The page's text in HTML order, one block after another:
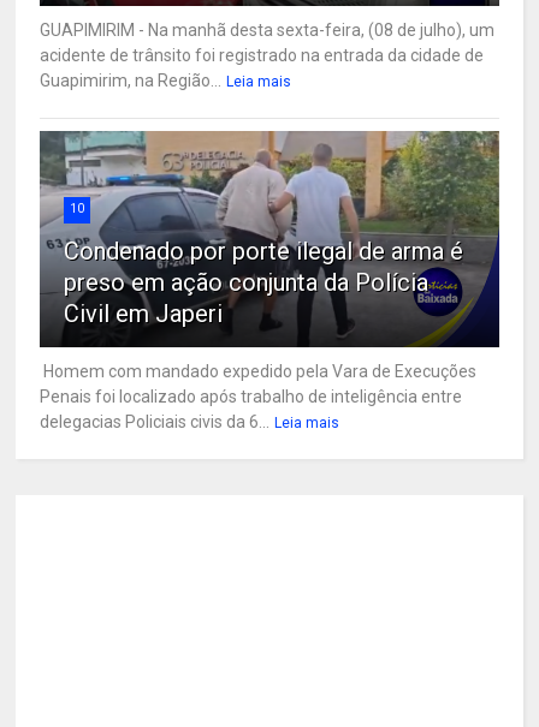
GUAPIMIRIM - Na manhã desta sexta-feira, (08 de julho), um
acidente de trânsito foi registrado na entrada da cidade de
Guapimirim, na Região...
Leia mais
10
Condenado por porte ilegal de arma é
preso em ação conjunta da Polícia
Civil em Japeri
Homem com mandado expedido pela Vara de Execuções
Penais foi localizado após trabalho de inteligência entre
delegacias Policiais civis da 6...
Leia mais